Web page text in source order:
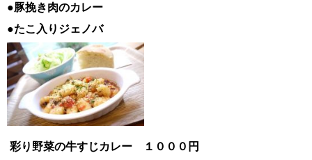
●豚挽き肉のカレー
●たこ入りジェノバ
彩り野菜の牛すじカレー １０００円